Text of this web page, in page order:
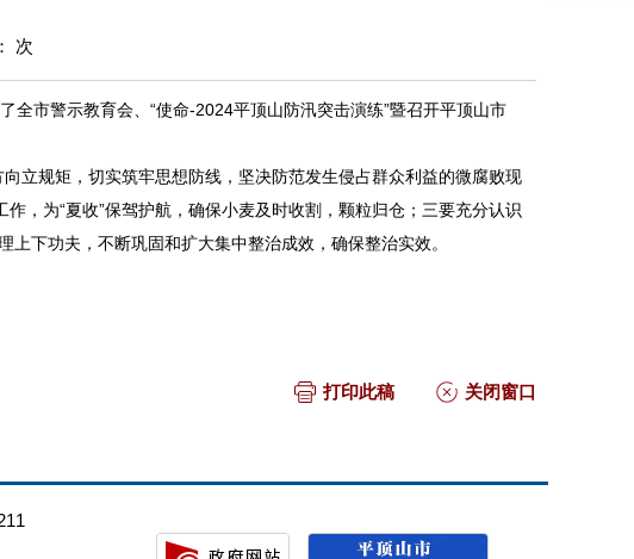
次
市警示教育会、“使命-2024平顶山防汛突击演练”暨召开平顶山市
立规矩，切实筑牢思想防线，坚决防范发生侵占群众利益的微腐败现
，为“夏收”保驾护航，确保小麦及时收割，颗粒归仓；三要充分认识
下功夫，不断巩固和扩大集中整治成效，确保整治实效。
打印此稿 关闭窗口